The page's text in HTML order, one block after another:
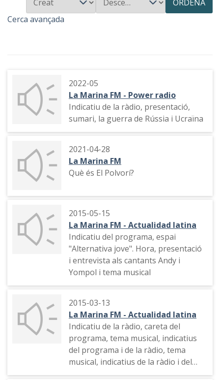
ORDENA
Cerca avançada
2022-05
La Marina FM - Power radio
Indicatiu de la ràdio, presentació,
sumari, la guerra de Rússia i Ucraïna
2021-04-28
La Marina FM
Què és El Polvorí?
2015-05-15
La Marina FM - Actualidad latina
Indicatiu del programa, espai
"Alternativa jove". Hora, presentació
i entrevista als cantants Andy i
Yompol i tema musical
2015-03-13
La Marina FM - Actualidad latina
Indicatiu de la ràdio, careta del
programa, tema musical, indicatius
del programa i de la ràdio, tema
musical, indicatius de la ràdio i del
programa, hora, presentació,